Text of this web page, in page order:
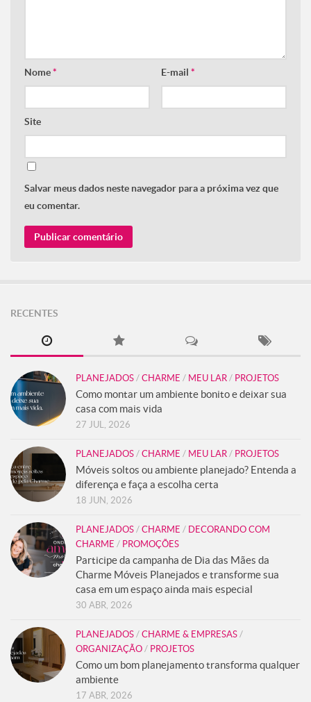
Nome* E-mail *
Site
Salvar meus dados neste navegador para a próxima vez que
eu comentar.
RECENTES
PLANEJADOS / CHARME / MEU LAR / PROJETOS
Como montar um ambiente bonito e deixar sua
casa com mais vida
27 JUL, 2026
PLANEJADOS / CHARME / MEU LAR / PROJETOS
Móveis soltos ou ambiente planejado? Entenda a
diferença e faça a escolha certa
18 JUN, 2026
PLANEJADOS / CHARME / DECORANDO COM
CHARME / PROMOÇÕES
Participe da campanha de Dia das Mães da
Charme Móveis Planejados e transforme sua
casa em um espaço ainda mais especial
30 ABR, 2026
PLANEJADOS / CHARME & EMPRESAS /
ORGANIZAÇÃO / PROJETOS
Como um bom planejamento transforma qualquer
ambiente
17 ABR, 2026